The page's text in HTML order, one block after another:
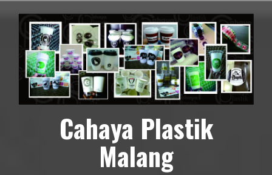
konten
Cahaya Plastik
Malang